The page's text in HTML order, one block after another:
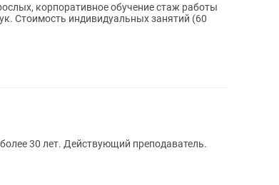
корпоративное обучение стаж работы
Стоимость индивидуальных занятий (60
30 лет. Действующий преподаватель.